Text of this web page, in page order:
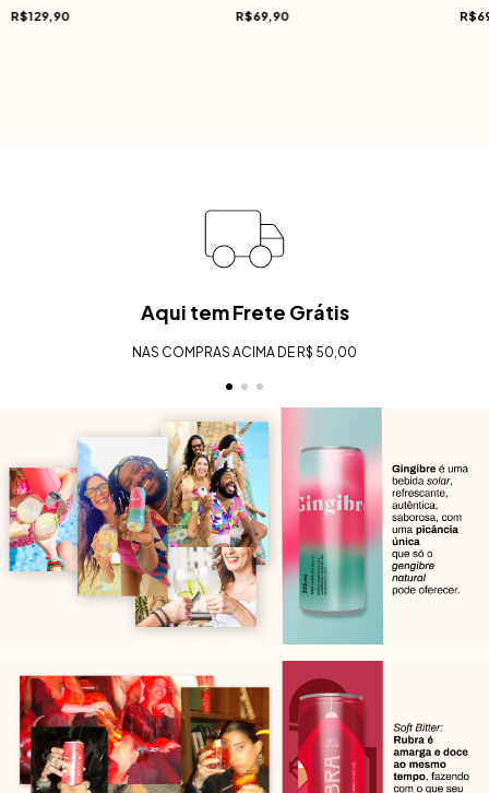
R$129,90 R$69,90
Aqui tem Frete Grátis
NAS COMPRAS ACIMA DE R$ 50,00